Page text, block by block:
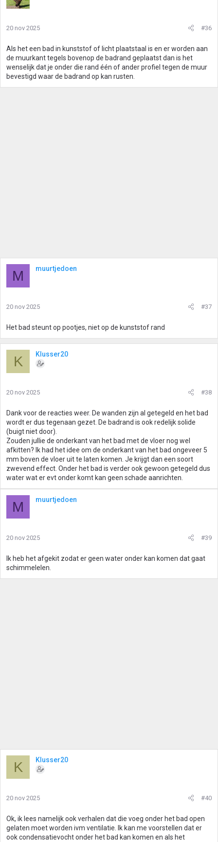
20 nov 2025 #36
Als het een bad in kunststof of licht plaatstaal is en er worden aan
de muurkant tegels bovenop de badrand geplaatst dan is het
wenselijk dat je onder die rand één of ander profiel tegen de muur
bevestigd waar de badrand op kan rusten.
M muurtjedoen
20 nov 2025 #37
Het bad steunt op pootjes, niet op de kunststof rand
K Klusser20
20 nov 2025 #38
Dank voor de reacties weer. De wanden zijn al getegeld en het bad
wordt er dus tegenaan gezet. De badrand is ook redelijk solide
(buigt niet door).
Zouden jullie de onderkant van het bad met de vloer nog wel
afkitten? Ik had het idee om de onderkant van het bad ongeveer 5
mm boven de vloer uit te laten komen. Je krijgt dan een soort
zwevend effect. Onder het bad is verder ook gewoon getegeld dus
water wat er evt onder komt kan geen schade aanrichten.
M muurtjedoen
20 nov 2025 #39
Ik heb het afgekit zodat er geen water onder kan komen dat gaat
schimmelelen.
K Klusser20
20 nov 2025 #40
Ok, ik lees namelijk ook verhalen dat die voeg onder het bad open
gelaten moet worden ivm ventilatie. Ik kan me voorstellen dat er
ook condensatievocht onder het bad kan komen en als het